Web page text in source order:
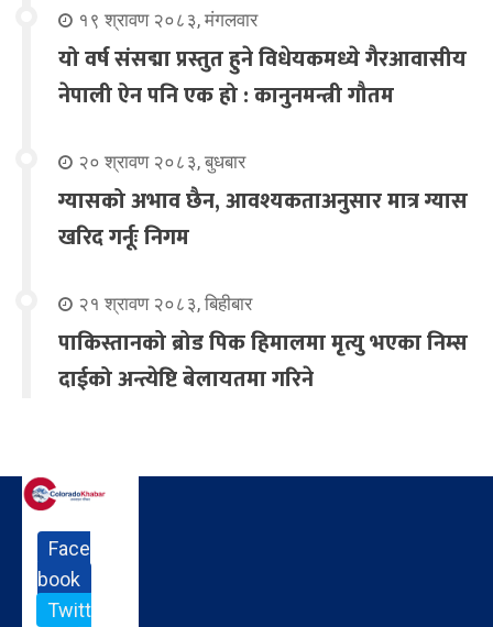
१९ श्रावण २०८३, मंगलवार
यो वर्ष संसद्मा प्रस्तुत हुने विधेयकमध्ये गैरआवासीय
नेपाली ऐन पनि एक हो : कानुनमन्त्री गौतम
२० श्रावण २०८३, बुधबार
ग्यासको अभाव छैन, आवश्यकताअनुसार मात्र ग्यास
खरिद गर्नूः निगम
२१ श्रावण २०८३, बिहीबार
पाकिस्तानको ब्रोड पिक हिमालमा मृत्यु भएका निम्स
दाईको अन्त्येष्टि बेलायतमा गरिने
Face
book
Twitt